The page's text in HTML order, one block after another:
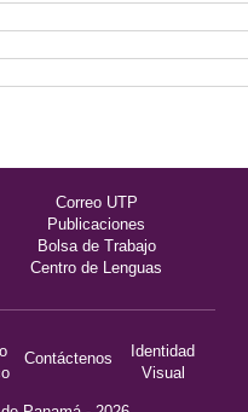
Correo UTP
Publicaciones
Bolsa de Trabajo
Centro de Lenguas
Contáctenos
Identidad
Visual